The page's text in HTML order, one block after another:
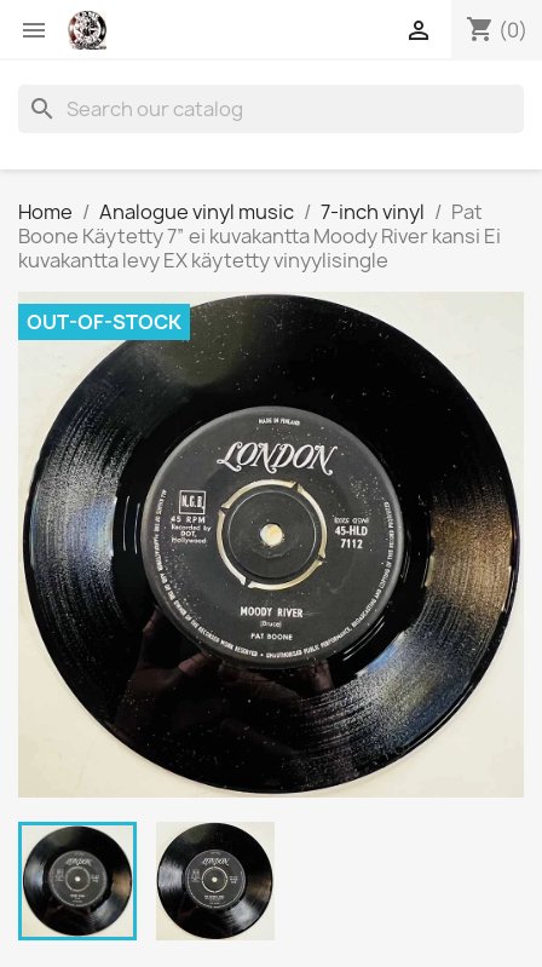
 shopping_cart (0)

search
Home Analogue vinyl music 7-inch vinyl
Pat
Boone Käytetty 7” ei kuvakantta Moody River kansi Ei
kuvakantta levy EX käytetty vinyylisingle
OUT-OF-STOCK